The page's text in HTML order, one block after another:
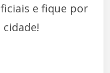
e fique por